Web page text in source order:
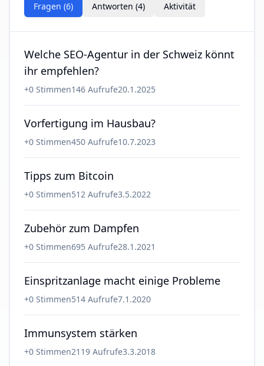
Fragen (6) Antworten (4) Aktivität
Welche SEO-Agentur in der Schweiz könnt
ihr empfehlen?
+0 Stimmen146 Aufrufe20.1.2025
Vorfertigung im Hausbau?
+0 Stimmen450 Aufrufe10.7.2023
Tipps zum Bitcoin
+0 Stimmen512 Aufrufe3.5.2022
Zubehör zum Dampfen
+0 Stimmen695 Aufrufe28.1.2021
Einspritzanlage macht einige Probleme
+0 Stimmen514 Aufrufe7.1.2020
Immunsystem stärken
+0 Stimmen2119 Aufrufe3.3.2018